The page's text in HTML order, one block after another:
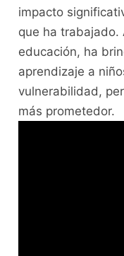
impacto
que ha trabajado.
educación, ha
aprendizaje a
vulnerabilidad,
más prometedor.